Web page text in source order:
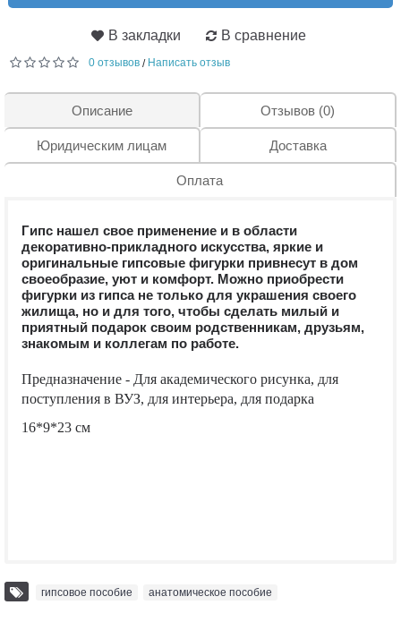
В закладки В сравнение
0 отзывов / Написать отзыв
Описание Отзывов (0)
Юридическим лицам Доставка
Оплата
Гипс нашел свое применение и в области
декоративно-прикладного искусства, яркие и
оригинальные гипсовые фигурки привнесут в дом
своеобразие, уют и комфорт. Можно приобрести
фигурки из гипса не только для украшения своего
жилища, но и для того, чтобы сделать милый и
приятный подарок своим родственникам, друзьям,
знакомым и коллегам по работе.
Предназначение - Для академического рисунка, для
поступления в ВУЗ, для интерьера, для подарка
16*9*23 см
гипсовое пособие анатомическое пособие